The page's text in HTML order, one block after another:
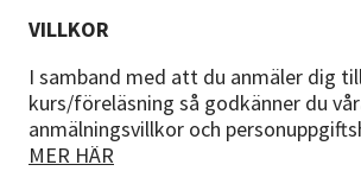
VILLKOR
I samband med att du anmäler dig
kurs/föreläsning så godkänner du
anmälningsvillkor och
MER HÄR